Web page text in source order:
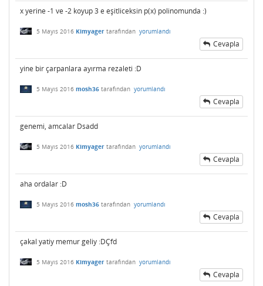
x yerine -1 ve -2 koyup 3 e eşitliceksin p(x) polinomunda :)
5 Mayıs 2016 Kimyager tarafından yorumlandı
Cevapla
yine bir çarpanlara ayırma rezaleti :D
5 Mayıs 2016 mosh36 tarafından yorumlandı
Cevapla
genemi, amcalar Dsadd
5 Mayıs 2016 Kimyager tarafından yorumlandı
Cevapla
aha ordalar :D
5 Mayıs 2016 mosh36 tarafından yorumlandı
Cevapla
çakal yatiy memur geliy :DÇfd
5 Mayıs 2016 Kimyager tarafından yorumlandı
Cevapla